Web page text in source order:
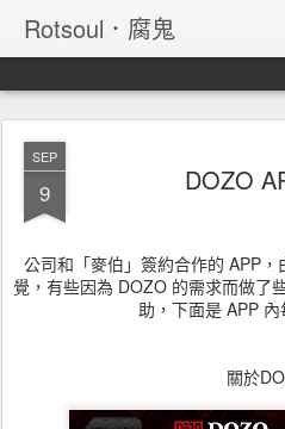
Rotsoul．腐鬼
SEP
9 DOZO
公司和「麥伯」簽約合作的 APP
覺，有些因為 DOZO 的需求而做了
助，下面是 APP 內
關於